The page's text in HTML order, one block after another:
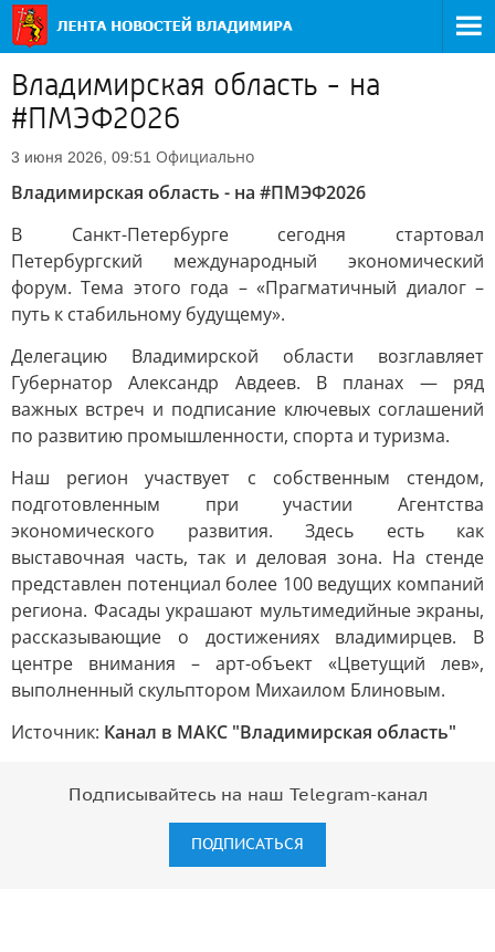
Владимирская область - на
#ПМЭФ2026
3 июня 2026, 09:51 Официально
Владимирская область - на #ПМЭФ2026
В Санкт-Петербурге сегодня стартовал
Петербургский международный экономический
форум. Тема этого года – «Прагматичный диалог –
путь к стабильному будущему».
Делегацию Владимирской области возглавляет
Губернатор Александр Авдеев. В планах — ряд
важных встреч и подписание ключевых соглашений
по развитию промышленности, спорта и туризма.
Наш регион участвует с собственным стендом,
подготовленным при участии Агентства
экономического развития. Здесь есть как
выставочная часть, так и деловая зона. На стенде
представлен потенциал более 100 ведущих компаний
региона. Фасады украшают мультимедийные экраны,
рассказывающие о достижениях владимирцев. В
центре внимания – арт-объект «Цветущий лев»,
выполненный скульптором Михаилом Блиновым.
Источник: Канал в МАКС "Владимирская область"
Подписывайтесь на наш Telegram-канал
ПОДПИСАТЬСЯ